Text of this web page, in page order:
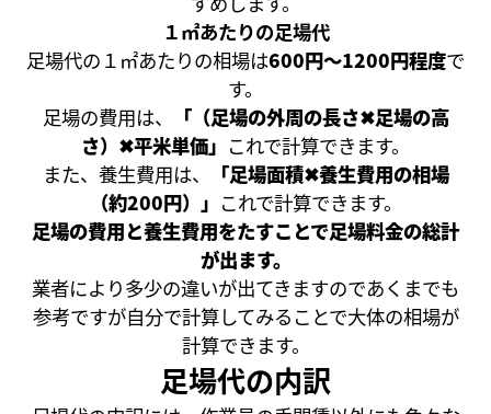
１㎡あたりの足場代
足場代の１㎡あたりの相場は600円〜1200円程度で
す。
足場の費用は、
「（足場の外周の長さ✖︎足場の高
さ）✖︎平米単価」 これで計算できます。
また、養生費用は、
「足場面積✖︎養生費用の相場
（約200円）」 これで計算できます。
足場の費用と養生費用をたすことで足場料金の総計
が出ます。
業者により多少の違いが出てきますのであくまでも
参考ですが自分で計算してみることで大体の相場が
計算できます。
足場代の内訳